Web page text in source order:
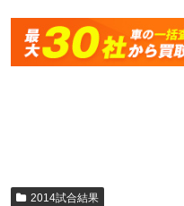
2014試合結果